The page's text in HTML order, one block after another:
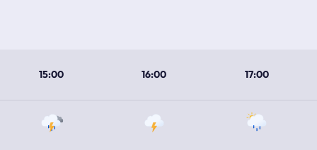
15:00 16:00 17:00